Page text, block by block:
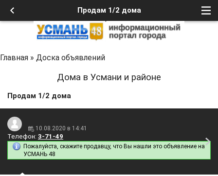
Продам 1/2 дома
Главная » Доска объявлений
Дома в Усмани и районе
Продам 1/2 дома
10.08.2020 в 14:41
Телефон: 3-71-49
Пожалуйста, скажите продавцу, что Вы нашли это объявление на
УСМАНЬ 48